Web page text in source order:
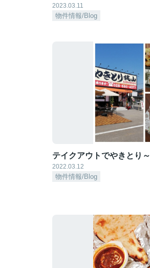
2023.03.11
物件情報/Blog
テイクアウトでやきとり～
2022.03.12
物件情報/Blog